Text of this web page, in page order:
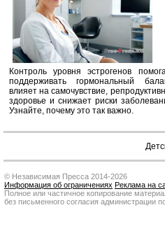
Контроль уровня эстрогенов
поддерживать гормональный
влияет на самочувствие,
здоровье и снижает риски
Узнайте, почему это так важно.
© Независимая Пресса 2014-2026
Информация об ограничениях Реклама на
Полное или частичное копирование
без письменного согласия администрации